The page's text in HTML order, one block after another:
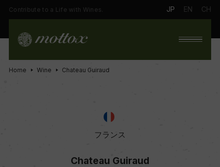
Contribute to a Life with Wines. JP EN CH
Home Wine Chateau Guiraud
フランス
Chateau Guiraud